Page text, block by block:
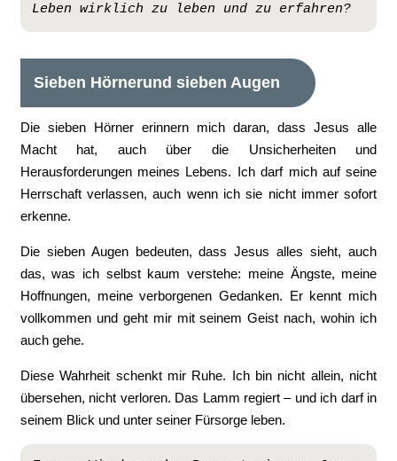
Leben wirklich zu leben und zu erfahren?
Sieben Hörnerund sieben Augen
Die sieben Hörner erinnern mich daran, dass Jesus alle
Macht hat, auch über die Unsicherheiten und
Herausforderungen meines Lebens. Ich darf mich auf seine
Herrschaft verlassen, auch wenn ich sie nicht immer sofort
erkenne.
Die sieben Augen bedeuten, dass Jesus alles sieht, auch
das, was ich selbst kaum verstehe: meine Ängste, meine
Hoffnungen, meine verborgenen Gedanken. Er kennt mich
vollkommen und geht mir mit seinem Geist nach, wohin ich
auch gehe.
Diese Wahrheit schenkt mir Ruhe. Ich bin nicht allein, nicht
übersehen, nicht verloren. Das Lamm regiert – und ich darf in
seinem Blick und unter seiner Fürsorge leben.